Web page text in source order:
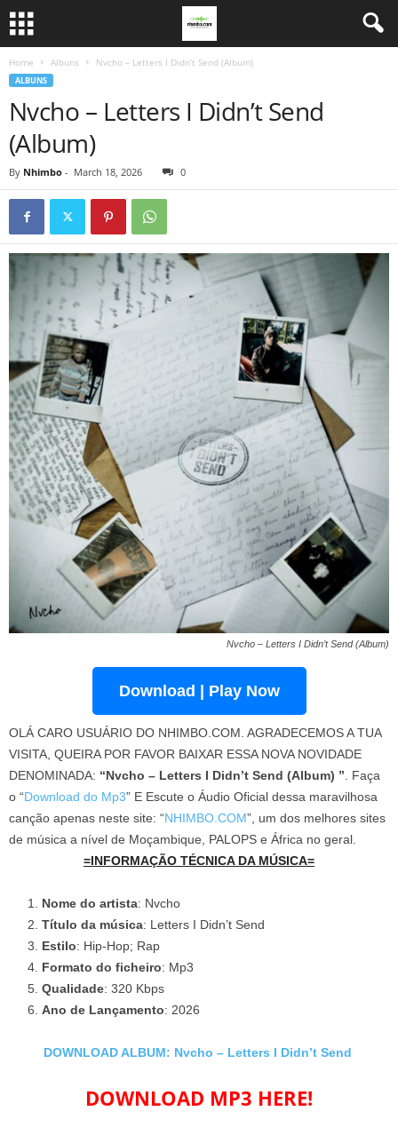
Home Albuns Nvcho – Letters I Didn’t Send (Album)
ALBUNS
Nvcho – Letters I Didn’t Send
(Album)
By Nhimbo - March 18, 2026 0
Nvcho – Letters I Didn’t Send (Album)
Download | Play Now
OLÁ CARO USUÁRIO DO NHIMBO.COM. AGRADECEMOS A TUA
VISITA, QUEIRA POR FAVOR BAIXAR ESSA NOVA NOVIDADE
DENOMINADA: “Nvcho – Letters I Didn’t Send (Album) ” . Faça
o “Download do Mp3” E Escute o Áudio Oficial dessa maravilhosa
canção apenas neste site: “NHIMBO.COM”, um dos melhores sites
de música a nível de Moçambique, PALOPS e África no geral.
=INFORMAÇÃO TÉCNICA DA MÚSICA=
Nome do artista: Nvcho
Título da música: Letters I Didn’t Send
Estilo: Hip-Hop; Rap
Formato do ficheiro: Mp3
Qualidade: 320 Kbps
Ano de Lançamento: 2026
DOWNLOAD ALBUM: Nvcho – Letters I Didn’t Send
DOWNLOAD MP3 HERE!